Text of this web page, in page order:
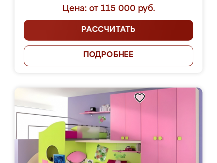
Цена: от 115 000 руб.
РАССЧИТАТЬ
ПОДРОБНЕЕ